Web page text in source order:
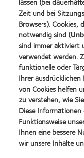
Förderer
Learn
more
about
2019
BCLA
Industry
Award
Winner
Unsere Produkte
Zeit und bei
Browsers). Cookies,
notwendig sind (
sind immer aktiviert
verwendet werden.
funktionelle oder
Ihrer
von Cookies helfen
zu verstehen, wie
Diese Informationen
Funktionsweise
Ihnen eine bessere
wir unsere Inhalte